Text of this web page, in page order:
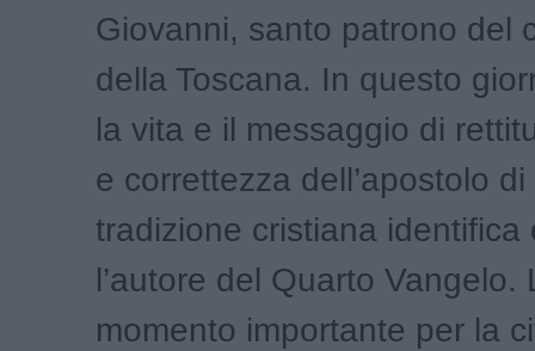
Giovanni, santo patrono del
della Toscana. In questo
la vita e il messaggio di
e correttezza dell’apostolo
tradizione cristiana identifica
l’autore del Quarto
momento importante per la